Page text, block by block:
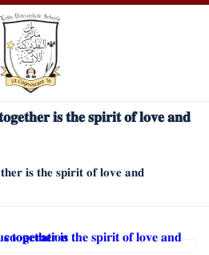
𝐢𝐬 𝐭𝐡𝐞 𝐬𝐩𝐢𝐫𝐢𝐭 𝐨𝐟 𝐥𝐨𝐯𝐞 𝐚𝐧𝐝
𝐢𝐬 𝐭𝐡𝐞 𝐬𝐩𝐢𝐫𝐢𝐭 𝐨𝐟 𝐥𝐨𝐯𝐞 𝐚𝐧𝐝